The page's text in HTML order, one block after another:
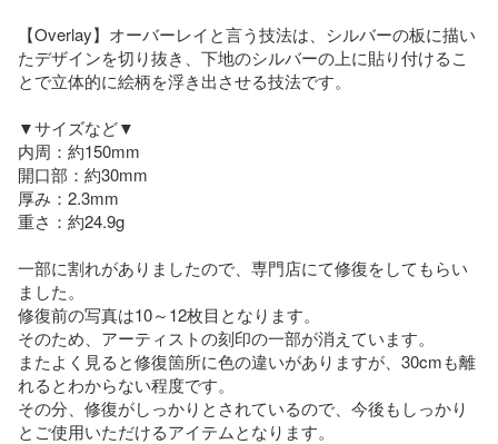
【Overlay】オーバーレイと言う技法は、シルバーの板に描い
たデザインを切り抜き、下地のシルバーの上に貼り付けるこ
とで立体的に絵柄を浮き出させる技法です。
▼サイズなど▼
内周：約150mm
開口部：約30mm
厚み：2.3mm
重さ：約24.9g
一部に割れがありましたので、専門店にて修復をしてもらい
ました。
修復前の写真は10～12枚目となります。
そのため、アーティストの刻印の一部が消えています。
またよく見ると修復箇所に色の違いがありますが、30cmも離
れるとわからない程度です。
その分、修復がしっかりとされているので、今後もしっかり
とご使用いただけるアイテムとなります。